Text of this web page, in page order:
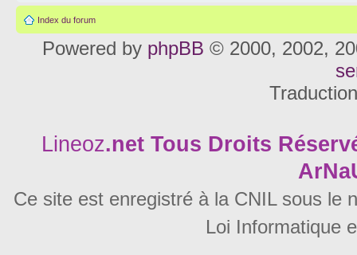
Index du forum
Powered by phpBB © 2000, 2002,
Lineoz.net Tous Droits
Ce site est enregistré à la CNIL sous le
Loi Informatique